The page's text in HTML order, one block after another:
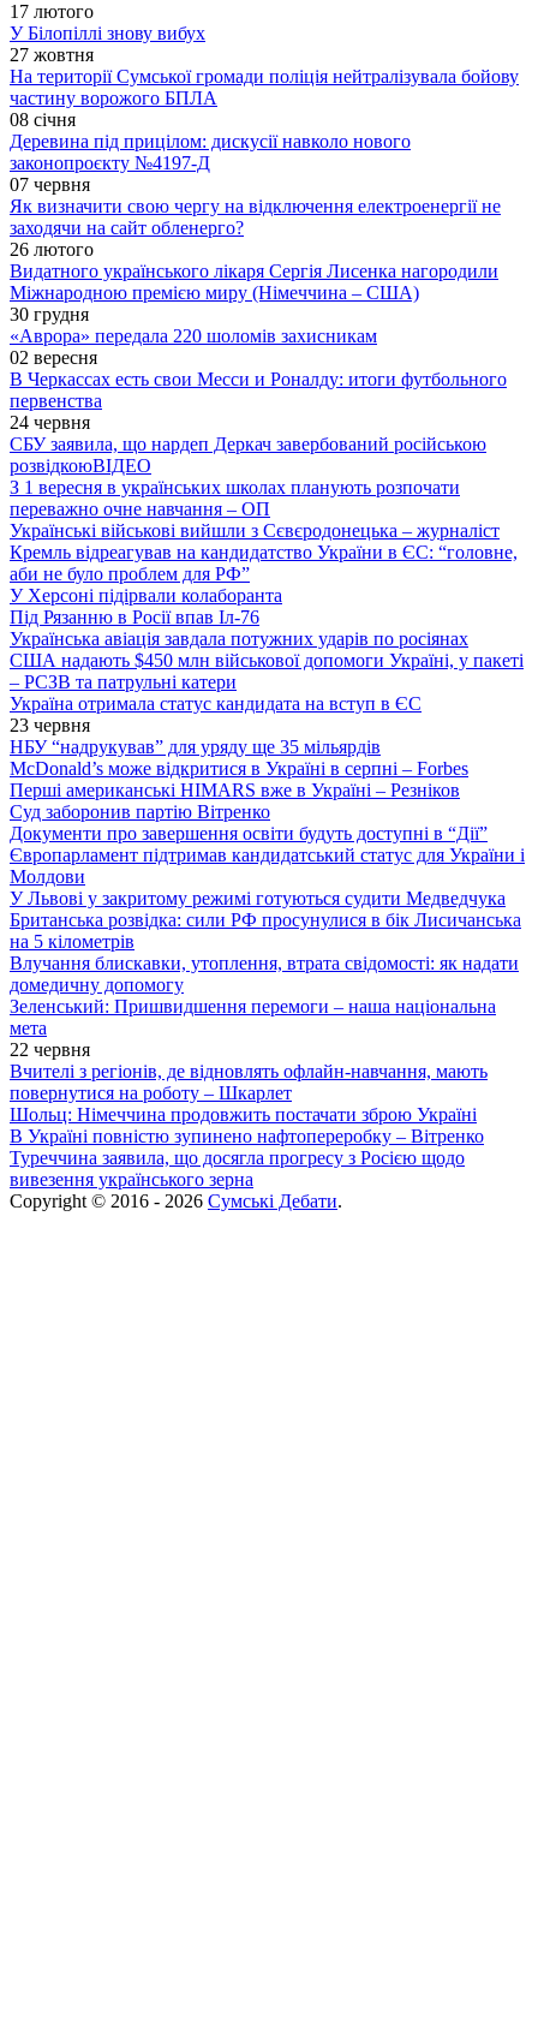
17 лютого
У Білопіллі знову вибух
27 жовтня
На території Сумської громади поліція нейтралізувала бойову
частину ворожого БПЛА
08 січня
Деревина під прицілом: дискусії навколо нового
законопроєкту №4197-Д
07 червня
Як визначити свою чергу на відключення електроенергії не
заходячи на сайт обленерго?
26 лютого
Видатного українського лікаря Сергія Лисенка нагородили
Міжнародною премією миру (Німеччина – США)
30 грудня
«Аврора» передала 220 шоломів захисникам
02 вересня
В Черкассах есть свои Месси и Роналду: итоги футбольного
первенства
24 червня
СБУ заявила, що нардеп Деркач завербований російською
розвідкоюВІДЕО
З 1 вересня в українських школах планують розпочати
переважно очне навчання – ОП
Українські військові вийшли з Сєвєродонецька – журналіст
Кремль відреагував на кандидатство України в ЄС: “головне,
аби не було проблем для РФ”
У Херсоні підірвали колаборанта
Під Рязанню в Росії впав Іл-76
Українська авіація завдала потужних ударів по росіянах
США надають $450 млн військової допомоги Україні, у пакеті
– РСЗВ та патрульні катери
Україна отримала статус кандидата на вступ в ЄС
23 червня
НБУ “надрукував” для уряду ще 35 мільярдів
McDonald’s може відкритися в Україні в серпні – Forbes
Перші американські HIMARS вже в Україні – Резніков
Суд заборонив партію Вітренко
Документи про завершення освіти будуть доступні в “Дії”
Європарламент підтримав кандидатський статус для України і
Молдови
У Львові у закритому режимі готуються судити Медведчука
Британська розвідка: сили РФ просунулися в бік Лисичанська
на 5 кілометрів
Влучання блискавки, утоплення, втрата свідомості: як надати
домедичну допомогу
Зеленський: Пришвидшення перемоги – наша національна
мета
22 червня
Вчителі з регіонів, де відновлять офлайн-навчання, мають
повернутися на роботу – Шкарлет
Шольц: Німеччина продовжить постачати зброю Україні
В Україні повністю зупинено нафтопереробку – Вітренко
Туреччина заявила, що досягла прогресу з Росією щодо
вивезення українського зерна
Copyright © 2016 - 2026 Сумські Дебати.